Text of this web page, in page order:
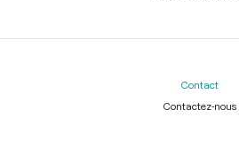
Contact
Contactez-nous